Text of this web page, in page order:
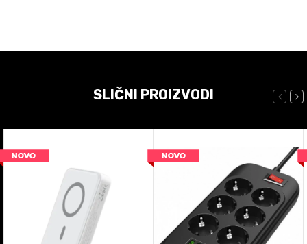
SLIČNI PROIZVODI